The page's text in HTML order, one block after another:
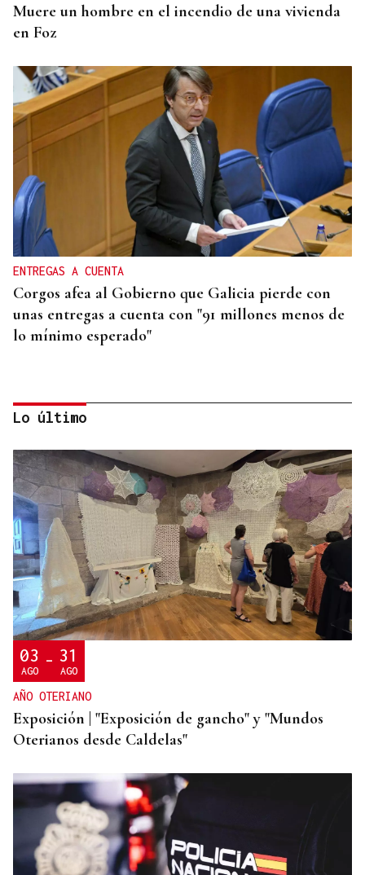
Muere un hombre en el incendio de una vivienda
en Foz
ENTREGAS A CUENTA
Corgos afea al Gobierno que Galicia pierde con
unas entregas a cuenta con "91 millones menos de
lo mínimo esperado"
LLEGÓ ASINTOMÁTICO
Un turista franco-argentino da positivo en
hantavirus Andes y permanece aislado en Galicia
Lo último
03
AGO - 31
AGO
AÑO OTERIANO
Exposición | "Exposición de gancho" y "Mundos
Oterianos desde Caldelas"